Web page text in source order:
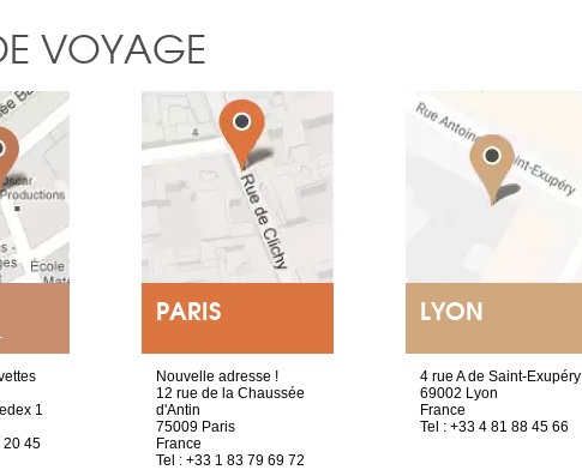
VOYAGE
1
20 45
PARIS
Nouvelle adresse !
12 rue de la Chaussée
d'Antin
75009 Paris
France
Tel : +33 1 83 79 69 72
LYON
4 rue A de Saint-Exupéry
69002 Lyon
France
Tel : +33 4 81 88 45 66